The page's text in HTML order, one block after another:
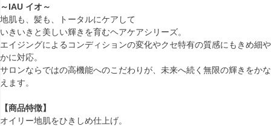
～IAU イオ～
地肌も、髪も、トータルにケアして
いきいきと美しい輝きを育むヘアケアシリーズ。
エイジングによるコンディションの変化やクセ特有の質感にもきめ細や
かに対応。
サロンならではの高機能へのこだわりが、未来へ続く無限の輝きをかな
えます。
【商品特徴】
オイリー地肌をひきしめ仕上げ。